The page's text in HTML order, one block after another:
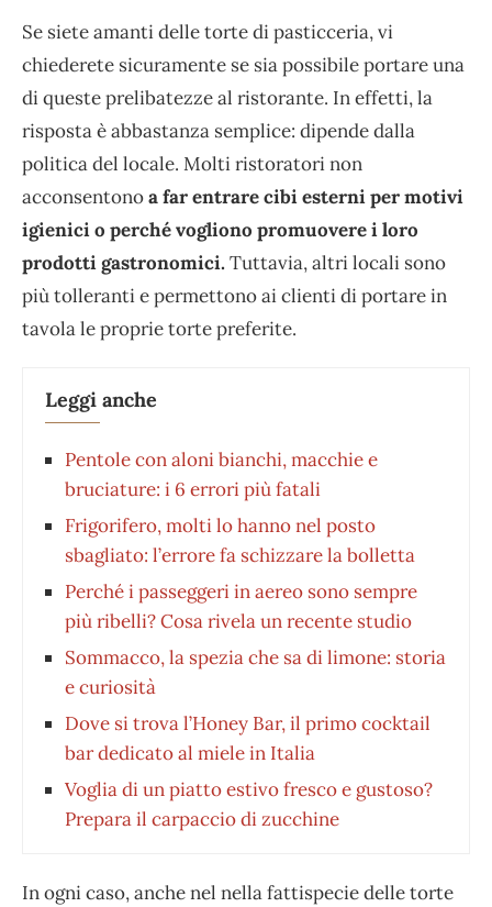
Se siete amanti delle torte di pasticceria, vi
chiederete sicuramente se sia possibile portare una
di queste prelibatezze al ristorante. In effetti, la
risposta è abbastanza semplice: dipende dalla
politica del locale. Molti ristoratori non
acconsentonoa far entrare cibi esterni per motivi
igienici o perché vogliono promuovere i loro
prodotti gastronomici. Tuttavia, altri locali sono
più tolleranti e permettono ai clienti di portare in
tavola le proprie torte preferite.
Leggi anche
Pentole con aloni bianchi, macchie e
bruciature: i 6 errori più fatali
Frigorifero, molti lo hanno nel posto
sbagliato: l’errore fa schizzare la bolletta
Perché i passeggeri in aereo sono sempre
più ribelli? Cosa rivela un recente studio
Sommacco, la spezia che sa di limone: storia
e curiosità
Dove si trova l’Honey Bar, il primo cocktail
bar dedicato al miele in Italia
Voglia di un piatto estivo fresco e gustoso?
Prepara il carpaccio di zucchine
In ogni caso, anche nel nella fattispecie delle torte